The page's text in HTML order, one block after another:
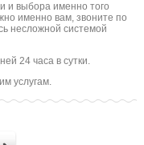
и выбора именно того
именно вам, звоните по
несложной системой
24 часа в сутки.
услугам.